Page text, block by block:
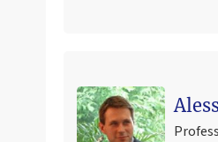
Appello 19 giugno